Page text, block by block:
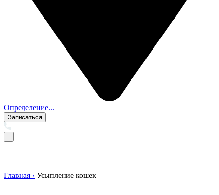
Определение...
Записаться
Главная › Усыпление кошек